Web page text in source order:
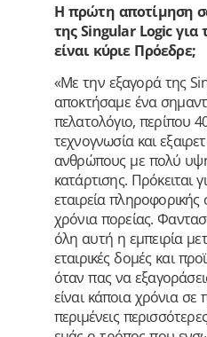
Η πρώτη αποτίμηση
της Singular Logic για
είναι κύριε Πρόεδρε;
«Με την εξαγορά της
αποκτήσαμε ένα
πελατολόγιο, περίπου
τεχνογνωσία και
ανθρώπους με πολύ
κατάρτισης. Πρόκειται
εταιρεία
χρόνια πορείας.
όλη αυτή η εμπειρία
εταιρικές δομές και
όταν πας να
είναι κάποια χρόνια
περιμένεις